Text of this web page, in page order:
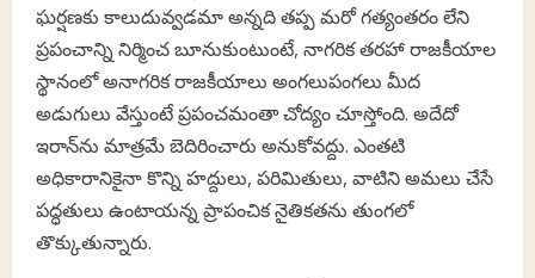
ఘర్షణకు కాలుదువ్వడమా అన్నది తప్ప మరో గత్యంతరం లేని
ప్రపంచాన్ని నిర్మించ బూనుకుంటుంటే, నాగరిక తరహా రాజకీయాల
స్థానంలో అనాగరిక రాజకీయాలు అంగలుపంగలు మీద
అడుగులు వేస్తుంటే ప్రపంచమంతా చోద్యం చూస్తోంది. అదేదో
ఇరాన్‌ను మాత్రమే బెదిరించారు అనుకోవద్దు. ఎంతటి
అధికారానికైనా కొన్ని హద్దులు, పరిమితులు, వాటిని అమలు చేసే
పద్ధతులు ఉంటాయన్న ప్రాపంచిక నైతికతను తుంగలో
తొక్కుతున్నారు.